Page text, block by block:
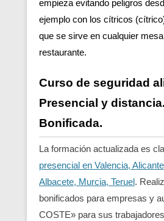
empieza evitando peligros
ejemplo con los cítricos
que se sirve en cualquier
restaurante.
Curso de seguridad
Presencial y
Bonificada.
La formación actualizada es
presencial en Valencia,
Albacete, Murcia, Teruel.
bonificados para empresas y
COSTE» para sus